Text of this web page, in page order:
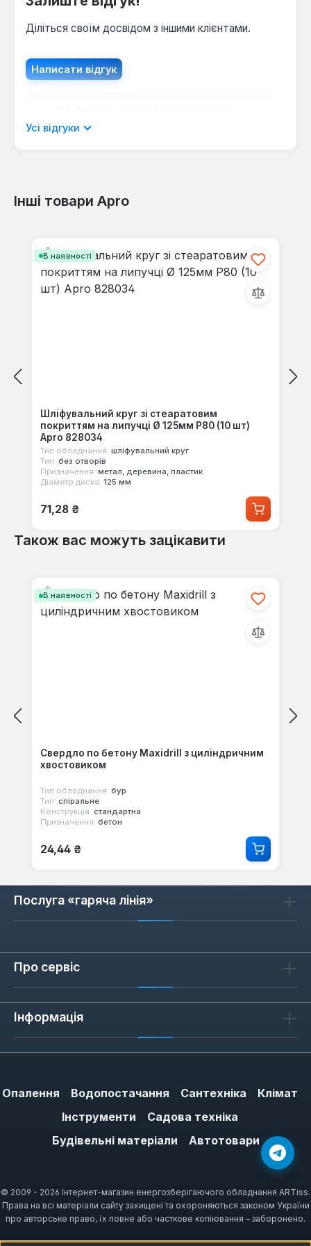
Діліться своїм досвідом з іншими клієнтами.
Написати відгук
мовою.
Відгуків не знайдено. Поділіться
Усі відгуки
Інші товари Apro
В наявності
Шліфувальний круг зі стеаратовим
покриттям на липучці Ø 125мм P80 (10 шт)
Apro 828034
Тип обладнання: шліфувальний круг
Тип: без отворів
Призначення: метал, деревина, пластик
Діаметр диска: 125 мм
Звичайна ціна:
71,28 ₴
Також вас можуть зацікавити
В наявності
Свердло по бетону Maxidrill з циліндричним
хвостовиком
Тип обладнання: бур
Тип: спіральне
Конструкція: стандартна
Призначення: бетон
Звичайна ціна:
24,44 ₴
Послуга «гаряча лінія»
Про сервіс
Інформація
Опалення Водопостачання Сантехніка
Клімат
Інструменти
Садова техніка
Будівельні матеріали
Автотовари
© 2009 - 2026 Інтернет-магазин енергозберігаючого обладнання ARTiss.
Права на всі матеріали сайту захищені та охороняються законом України
про авторське право, їх повне або часткове копіювання – заборонено.